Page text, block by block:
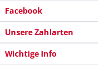
Facebook
Unsere Zahlarten
Wichtige Info